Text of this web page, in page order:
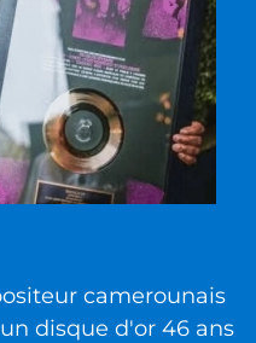
camerounais
disque d'or 46 ans